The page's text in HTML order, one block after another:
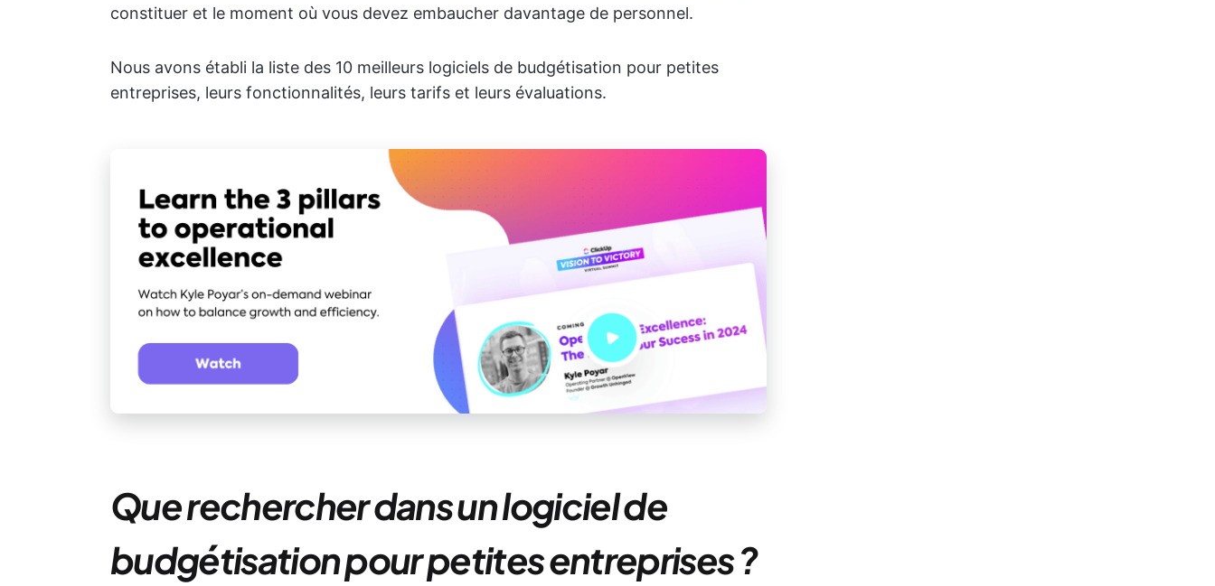
constituer et le moment où vous devez embaucher davantage de personnel.
Nous avons établi la liste des 10 meilleurs logiciels de budgétisation pour petites
entreprises, leurs fonctionnalités, leurs tarifs et leurs évaluations.
Que rechercher dans un logiciel de
budgétisation pour petites entreprises ?